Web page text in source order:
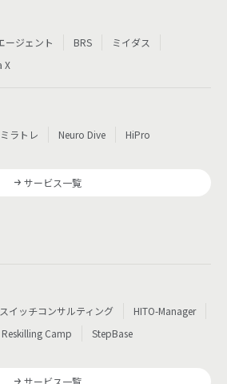
ージェント BRS
ミイダス
X
ミラトレ Neuro Dive HiPro
サービス一覧
イッチコンサルティング
HITO-Manager
Reskilling Camp StepBase
サービス一覧